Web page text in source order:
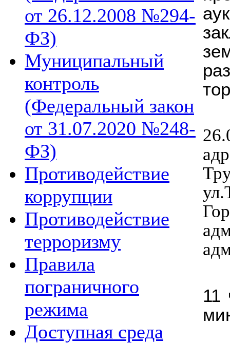
от 26.12.2008 №294-
ФЗ)
Муниципальный
контроль
(Федеральный закон
от 31.07.2020 №248-
ФЗ)
Противодействие
коррупции
Противодействие
терроризму
Правила
пограничного
режима
Доступная среда
11